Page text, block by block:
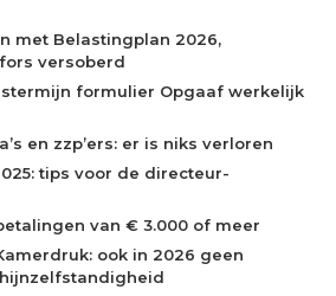
met Belastingplan 2026,
versoberd
formulier Opgaaf werkelijk
en zzp’ers: er is niks verloren
tips voor de directeur-
van € 3.000 of meer
ook in 2026 geen